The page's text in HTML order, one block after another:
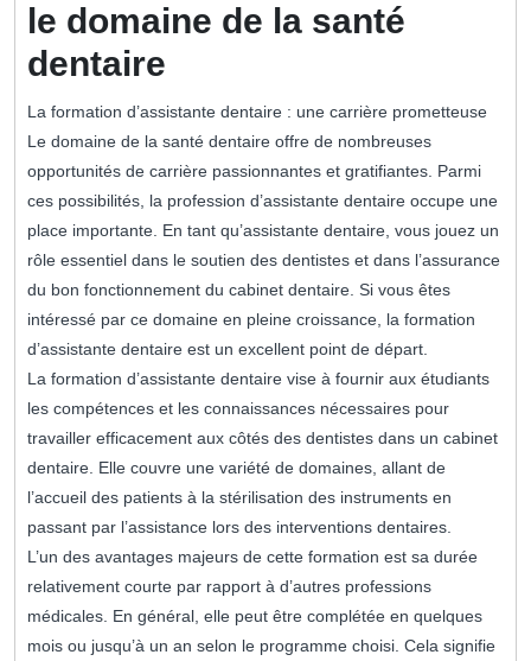
le domaine de la santé
dentaire
La formation d’assistante dentaire : une carrière prometteuse
Le domaine de la santé dentaire offre de nombreuses
opportunités de carrière passionnantes et gratifiantes. Parmi
ces possibilités, la profession d’assistante dentaire occupe une
place importante. En tant qu’assistante dentaire, vous jouez un
rôle essentiel dans le soutien des dentistes et dans l’assurance
du bon fonctionnement du cabinet dentaire. Si vous êtes
intéressé par ce domaine en pleine croissance, la formation
d’assistante dentaire est un excellent point de départ.
La formation d’assistante dentaire vise à fournir aux étudiants
les compétences et les connaissances nécessaires pour
travailler efficacement aux côtés des dentistes dans un cabinet
dentaire. Elle couvre une variété de domaines, allant de
l’accueil des patients à la stérilisation des instruments en
passant par l’assistance lors des interventions dentaires.
L’un des avantages majeurs de cette formation est sa durée
relativement courte par rapport à d’autres professions
médicales. En général, elle peut être complétée en quelques
mois ou jusqu’à un an selon le programme choisi. Cela signifie